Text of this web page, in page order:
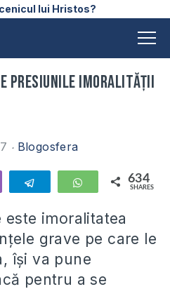
lui Hristos?
presiunile imoralităţii
Blogosfera
Telegram WhatsApp
634
SHARES
imoralitatea
grave pe care le
îşi va pune
pentru a se